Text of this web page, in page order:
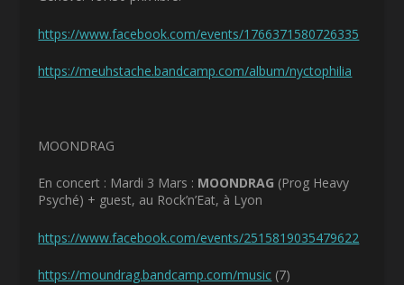
https://www.facebook.com/events/1766371580726335
https://meuhstache.bandcamp.com/album/nyctophilia
MOONDRAG
En concert : Mardi 3 Mars : MOONDRAG (Prog Heavy
Psyché) + guest, au Rock’n’Eat, à Lyon
https://www.facebook.com/events/2515819035479622
https://moundrag.bandcamp.com/music (7)